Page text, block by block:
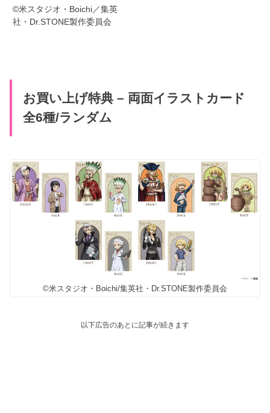
©米スタジオ・Boichi／集英
社・Dr.STONE製作委員会
お買い上げ特典 – 両面イラストカード
全6種/ランダム
©米スタジオ・Boichi/集英社・Dr.STONE製作委員会
以下広告のあとに記事が続きます